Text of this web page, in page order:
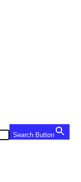
Search Button